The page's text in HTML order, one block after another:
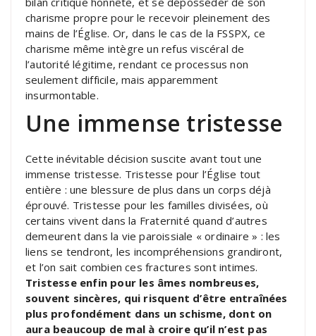
charisme propre pour le recevoir pleinement des
mains de l’Église. Or, dans le cas de la FSSPX, ce
charisme même intègre un refus viscéral de
l’autorité légitime, rendant ce processus non
seulement difficile, mais apparemment
insurmontable.
Une immense tristesse
Cette inévitable décision suscite avant tout une
immense tristesse. Tristesse pour l’Église tout
entière : une blessure de plus dans un corps déjà
éprouvé. Tristesse pour les familles divisées, où
certains vivent dans la Fraternité quand d’autres
demeurent dans la vie paroissiale « ordinaire » : les
liens se tendront, les incompréhensions grandiront,
et l’on sait combien ces fractures sont intimes.
Tristesse enfin pour les âmes nombreuses,
souvent sincères, qui risquent d’être entraînées
plus profondément dans un schisme, dont on
aura beaucoup de mal à croire qu’il n’est pas